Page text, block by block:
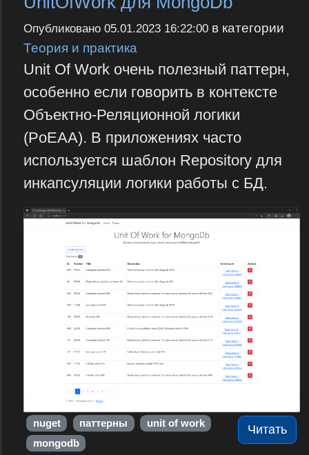
Опубликовано 05.01.2023 16:22:00в категории
Теория и практика
Unit Of Work очень полезный паттерн,
особенно если говорить в контексте
Объектно-Реляционной логики
(PoEAA). В приложениях часто
используется шаблон Repository для
инкапсуляции логики работы с БД.
Читать
nuget паттерны
unit of work
mongodb